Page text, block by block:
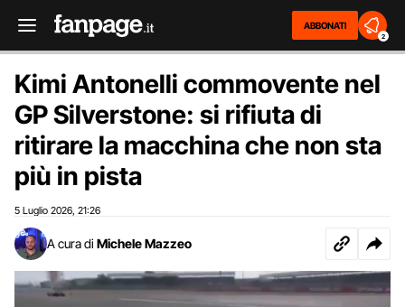
ABBONATI
2
Kimi Antonelli commovente nel
GP Silverstone: si rifiuta di
ritirare la macchina che non sta
più in pista
5 Luglio 2026 21:26
A cura di Michele Mazzeo